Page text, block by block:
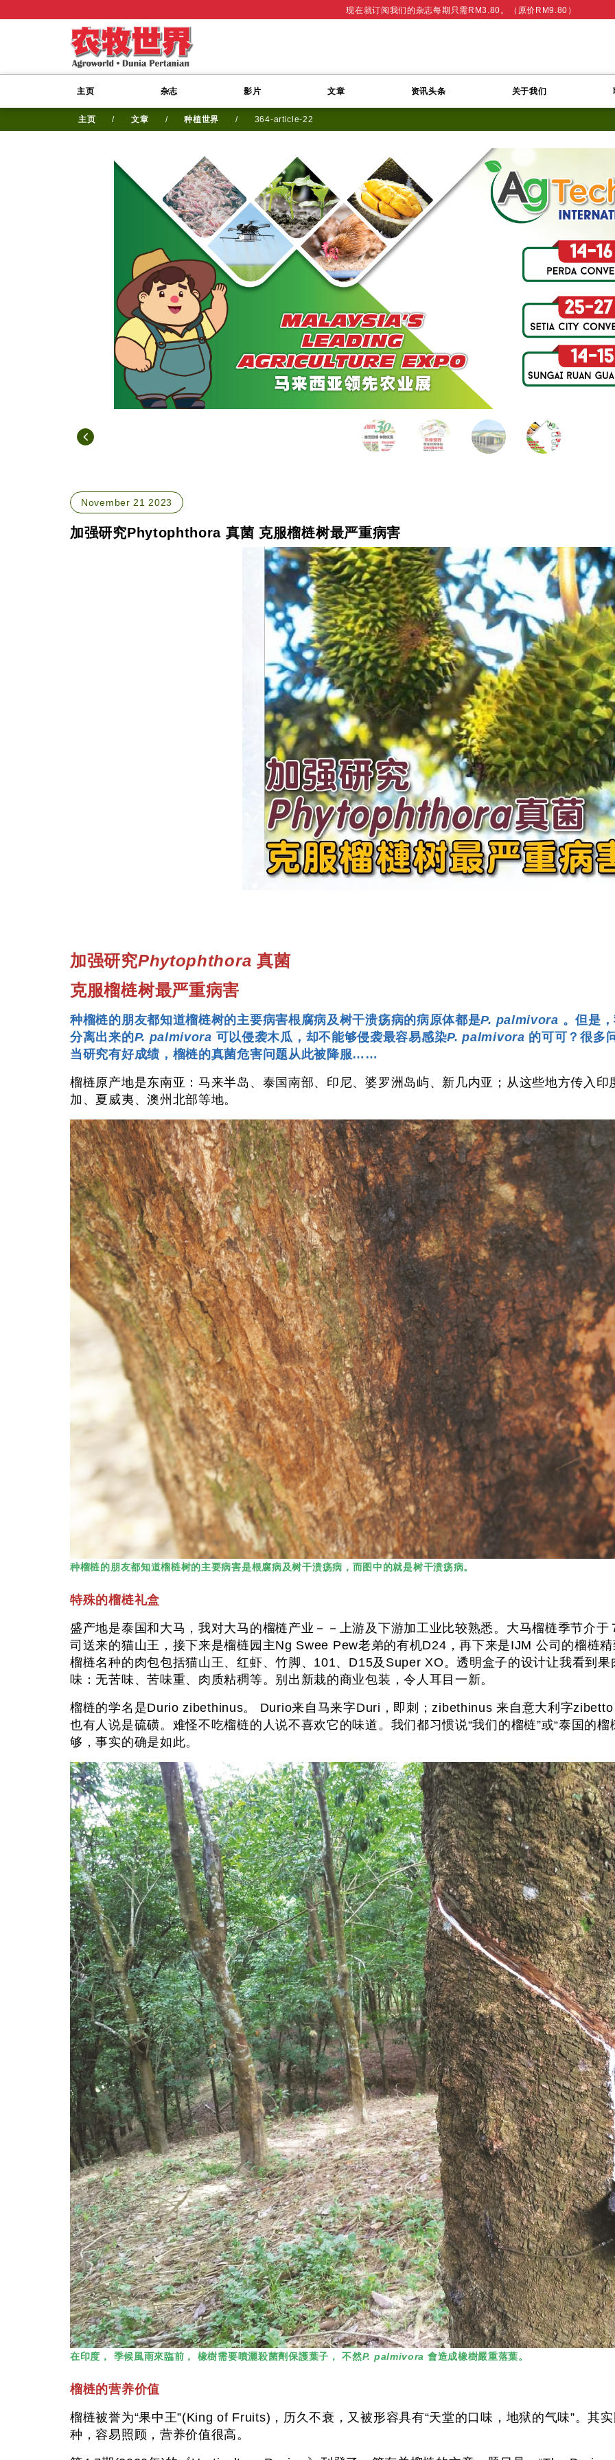
现在就订阅我们的杂志每期只需RM3.80。（原价RM9.80）
主页 杂志 影片 文章 资讯头条 关于我们
主页 / 文章 / 种植世界 / 364-article-22
November 21 2023
加强研究Phytophthora 真菌 克服榴梿树最严重病害
加强研究Phytophthora 真菌
克服榴梿树最严重病害
种榴梿的朋友都知道榴梿树的主要病害根腐病及树干溃疡病的病原体都是P. palmivora 。但是
分离出来的P. palmivora 可以侵袭木瓜，却不能够侵袭最容易感染P. palmivora 的可可？很多
当研究有好成绩，榴梿的真菌危害问题从此被降服……
榴梿原产地是东南亚：马来半岛、泰国南部、印尼、婆罗洲岛屿、新几内亚；从这些地方传入
加、夏威夷、澳州北部等地。
种榴梿的朋友都知道榴梿树的主要病害是根腐病及树干溃疡病，而图中的就是树干溃疡病。
特殊的榴梿礼盒
盛产地是泰国和大马，我对大马的榴梿产业－－上游及下游加工业比较熟悉。大马榴梿季节介
司送来的猫山王，接下来是榴梿园主Ng Swee Pew老弟的有机D24，再下来是IJM 公司的榴梿
榴梿名种的肉包包括猫山王、红虾、竹脚、101、D15及Super XO。透明盒子的设计让我看到
味：无苦味、苦味重、肉质粘稠等。别出新栽的商业包装，令人耳目一新。
榴梿的学名是Durio zibethinus。 Durio来自马来字Duri，即刺；zibethinus 来自意大利字
也有人说是硫磺。难怪不吃榴梿的人说不喜欢它的味道。我们都习惯说“我们的榴梿”或“泰国的
够，事实的确是如此。
在印度， 季候風雨來臨前， 橡樹需要噴灑殺菌劑保護葉子， 不然P. palmivora 會造成橡樹嚴重落葉。
榴梿的营养价值
榴梿被誉为“果中王”(King of Fruits)，历久不衰，又被形容具有“天堂的口味，地狱的气味”。其
种，容易照顾，营养价值很高。